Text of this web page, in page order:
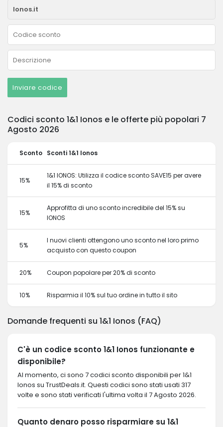
Inviare codice
Codici sconto 1&1 Ionos e le offerte più popolari 7
Agosto 2026
Sconto Sconti 1&1 Ionos
15%
1&1 IONOS: Utilizza il codice sconto SAVE15 per avere
il 15% di sconto
15%
Approfitta di uno sconto incredibile del 15% su
IONOS
5%
I nuovi clienti ottengono uno sconto nel loro primo
acquisto con questo coupon
20% Coupon popolare per 20% di sconto
10% Risparmia il 10% sul tuo ordine in tutto il sito
Domande frequenti su 1&1 Ionos (FAQ)
C'è un codice sconto 1&1 Ionos funzionante e
disponibile?
Al momento, ci sono 7 codici sconto disponibili per 1&1
Ionos su TrustDeals.it. Questi codici sono stati usati 317
volte e sono stati verificati l'ultima volta il 7 Agosto 2026.
Quanto denaro posso risparmiare su 1&1